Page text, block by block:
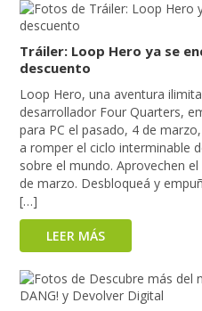
Tráiler: Loop Hero ya se
descuento
Loop Hero, una aventura
desarrollador Four Quarters,
para PC el pasado, 4 de
a romper el ciclo interminable
sobre el mundo. Aprovechen
de marzo. Desbloqueá y
[…]
LEER MÁS